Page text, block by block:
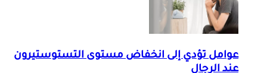
عوامل تؤدي إلى انخفاض مستوى التستوستيرون
عند الرجال